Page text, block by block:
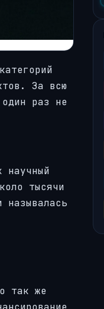
За всю
раз не
научный
тысячи
так же